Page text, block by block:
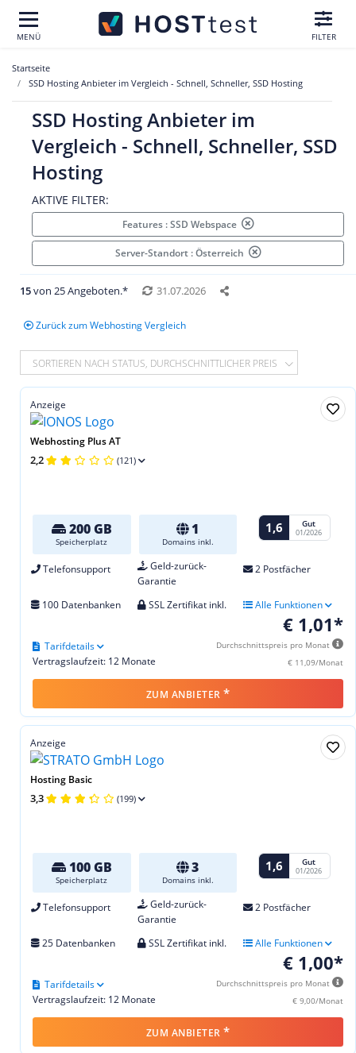
MENÜ FILTER
Startseite
SSD Hosting Anbieter im Vergleich - Schnell, Schneller, SSD Hosting
SSD Hosting Anbieter im
Vergleich - Schnell, Schneller, SSD
Hosting
AKTIVE FILTER:
Features : SSD Webspace
Server-Standort : Österreich
15von 25 Angeboten.* 31.07.2026
Zurück zum Webhosting Vergleich
SORTIEREN NACH STATUS, DURCHSCHNITTLICHER PREIS
Anzeige
Webhosting Plus AT
2,2 (121)
200 GB
Speicherplatz
1
Domains inkl.
1,6 Gut
01/2026
Telefonsupport
Geld-zurück-
Garantie
2 Postfächer
100 Datenbanken SSL Zertifikat inkl. Alle Funktionen
€ 1,01*
Durchschnittspreis pro Monat
€ 11,09/Monat
Vertragslaufzeit: 12 Monate
Tarifdetails
ZUM ANBIETER *
Anzeige
Hosting Basic
3,3 (199)
100 GB
Speicherplatz
3
Domains inkl.
1,6 Gut
01/2026
Telefonsupport
Geld-zurück-
Garantie
2 Postfächer
25 Datenbanken SSL Zertifikat inkl. Alle Funktionen
€ 1,00*
Durchschnittspreis pro Monat
€ 9,00/Monat
Vertragslaufzeit: 12 Monate
Tarifdetails
ZUM ANBIETER *